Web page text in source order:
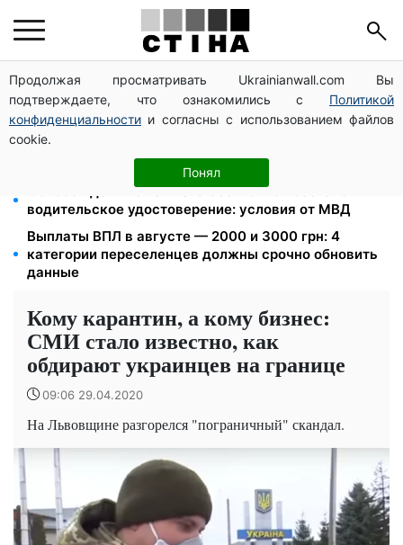
Продолжая просматривать Ukrainianwall.com Вы
подтверждаете, что ознакомились с Политикой
конфиденциальности и согласны с использованием файлов
cookie.
Понял
125 грн за куб воды: закон №4777 запустил двойное
подорожание тарифов в регионах
Новый знак на центральной улице: водителям
грузовиков запретили остановку — штраф до 680
Освобожденные из плена бесплатно восстановят
водительское удостоверение: условия от МВД
Выплаты ВПЛ в августе — 2000 и 3000 грн: 4
категории переселенцев должны срочно обновить
данные
Кому карантин, а кому бизнес:
СМИ стало известно, как
обдирают украинцев на границе
09:06 29.04.2020
На Львовщине разгорелся "пограничный" скандал.